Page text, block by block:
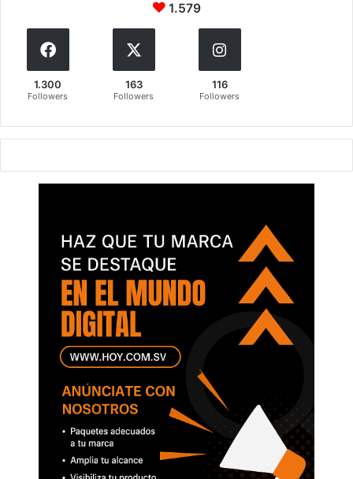
1.579
1.300
Followers
163
Followers
116
Followers